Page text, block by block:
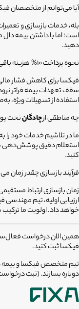
آیا می‌توانم از متخصصان
بله، خدمات بازسازی و
دهید.
نحوه پرداخت 10%
هزینه
فیکسا برای کاهش فشار
استفاده از تسهیلات ویژه،
چه مناطقی ازچادگانتحت
ما در تلاشیم خدمات خود
استعلام دقیق پوشش‌دهی
کنید.
فرآیند بازسازی چقدر زمان
زمان بازسازی ارتباط
ارزیابی اولیه، تیم
خواهد داد. اولویت ما
همین الان درخواست
فیکسا ثبت کنید.
تیم متخصص فیکسا و بیمه دال
دوباره بسازند. (ثبت